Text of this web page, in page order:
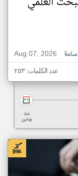
Aug 07, 2026
عدد الكلمات: ٢٥٣
منذ
يومين